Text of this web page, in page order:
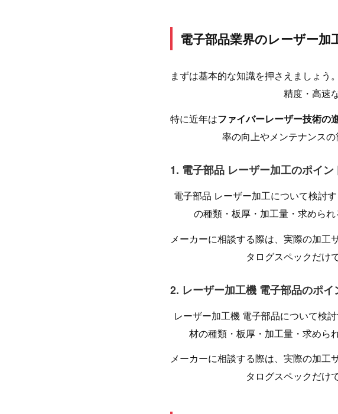
電子部品業界のレーザー
まずは基本的な知識を押さえましょう
精度・高速
特に近年はファイバーレーザー技術の
率の向上やメンテナンス
1. 電子部品 レーザー加工のポイン
電子部品 レーザー加工について検討
の種類・板厚・加工量・求めら
メーカーに相談する際は、実際の加工
タログスペックだけ
2. レーザー加工機 電子部品のポイ
レーザー加工機 電子部品について検
材の種類・板厚・加工量・求めら
メーカーに相談する際は、実際の加工
タログスペックだけ